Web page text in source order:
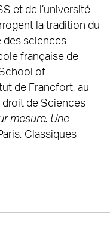
et de l’université
la tradition du
des sciences
française de
of
de Francfort, au
droit de Sciences
mesure. Une
Classiques